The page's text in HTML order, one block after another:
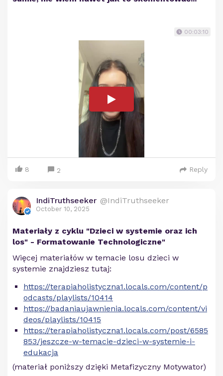
00:03:10
8 2 Reply
IndiTruthseeker @IndiTruthseeker
October 10, 2025
Materiały z cyklu "Dzieci w systemie oraz ich
los" - Formatowanie Technologiczne"
Więcej materiałów w temacie losu dzieci w
systemie znajdziesz tutaj:
https://terapiaholistyczna1.locals.com/content/p
odcasts/playlists/10414
https://badaniaujawnienia.locals.com/content/vi
deos/playlists/10415
https://terapiaholistyczna1.locals.com/post/6585
853/jeszcze-w-temacie-dzieci-w-systemie-i-
edukacja
(materiał poniższy dzięki Metafizyczny Motywator)